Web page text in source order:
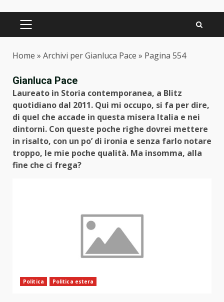
PRIMARY
Home » Archivi per Gianluca Pace » Pagina 554
Gianluca Pace
Laureato in Storia contemporanea, a Blitz
quotidiano dal 2011. Qui mi occupo, si fa per dire,
di quel che accade in questa misera Italia e nei
dintorni. Con queste poche righe dovrei mettere
in risalto, con un po’ di ironia e senza farlo notare
troppo, le mie poche qualità. Ma insomma, alla
fine che ci frega?
Politica Politica estera